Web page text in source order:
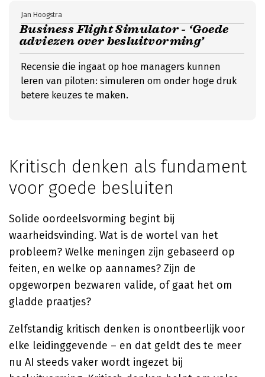
Business Flight Simulator - ‘Goede
adviezen over besluitvorming’
Jan Hoogstra
Recensie die ingaat op hoe managers kunnen
leren van piloten: simuleren om onder hoge druk
betere keuzes te maken.
Kritisch denken als fundament
voor goede besluiten
Solide oordeelsvorming begint bij
waarheidsvinding. Wat is de wortel van het
probleem? Welke meningen zijn gebaseerd op
feiten, en welke op aannames? Zijn de
opgeworpen bezwaren valide, of gaat het om
gladde praatjes?
Zelfstandig kritisch denken is onontbeerlijk voor
elke leidinggevende – en dat geldt des te meer
nu AI steeds vaker wordt ingezet bij